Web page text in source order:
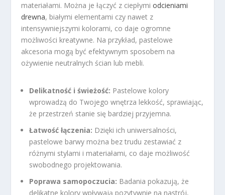
materiałami. Można je łączyć z ciepłymiodcieniami
drewna, białymi elementami czy nawet z
intensywniejszymi kolorami, co daje ogromne
możliwości kreatywne. Na przykład, pastelowe
akcesoria mogą być efektywnym sposobem na
ożywienie neutralnych ścian lub mebli.
Delikatność i świeżość: Pastelowe kolory
wprowadzą do Twojego wnętrza lekkość, sprawiając,
że przestrzeń stanie się bardziej przyjemna.
Łatwość łączenia: Dzięki ich uniwersalności,
pastelowe barwy można bez trudu zestawiać z
różnymi stylami i materiałami, co daje możliwość
swobodnego projektowania.
Poprawa samopoczucia: Badania pokazują, że
delikatne kolory wpływają pozytywnie na nastrój,